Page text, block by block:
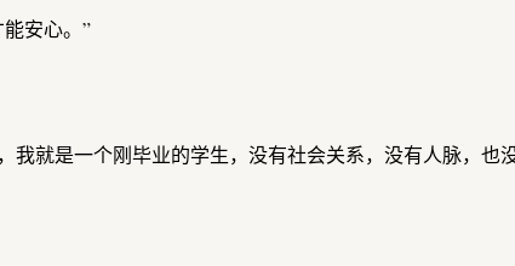
安心。”
我就是一个刚毕业的学生，没有社会关系，没有人脉，